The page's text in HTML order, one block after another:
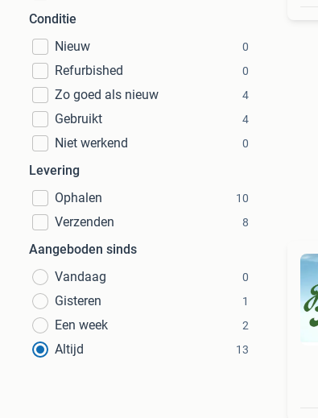
Conditie
Nieuw
0
Refurbished 0
Zo goed als nieuw 4
Gebruikt 4
Niet werkend 0
Levering
Ophalen
10
Verzenden 8
Aangeboden sinds
Vandaag
0
Gisteren 1
Een week 2
Altijd 13